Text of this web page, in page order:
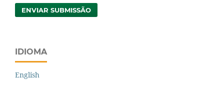
ENVIAR SUBMISSÃO
IDIOMA
English